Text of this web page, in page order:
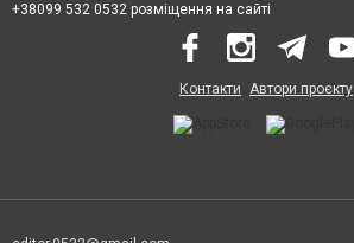
+38099 532 0532 розміщення на сайті
Контакти Автори проєкту